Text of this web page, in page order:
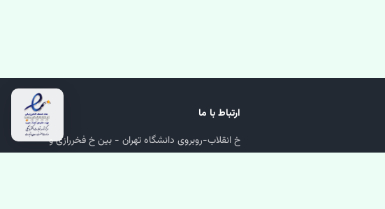
ارتباط با ما
خ انقلاب-روبروی دانشگاه تهران - بین خ فخررازی و